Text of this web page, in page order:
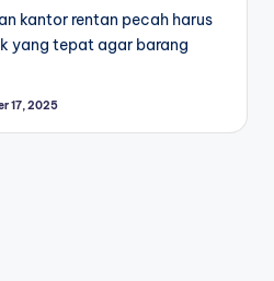
kantor rentan pecah harus
yang tepat agar barang
17, 2025